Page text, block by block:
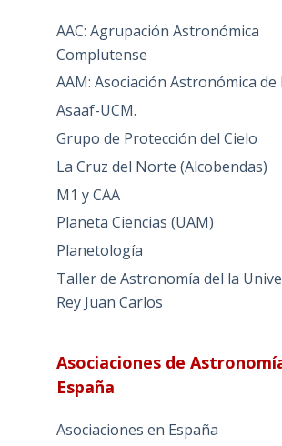
AAC: Agrupación Astronómica
Complutense
AAM: Asociación Astronómica de
Asaaf-UCM.
Grupo de Protección del Cielo
La Cruz del Norte (Alcobendas)
M1 y CAA
Planeta Ciencias (UAM)
Planetología
Taller de Astronomía del la
Rey Juan Carlos
Asociaciones de
España
Asociaciones en España